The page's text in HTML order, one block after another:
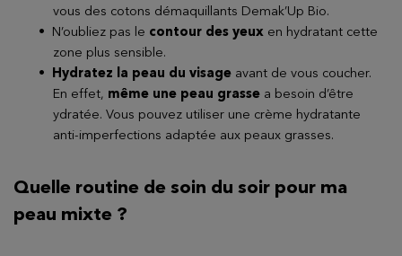
vous des cotons démaquillants Demak’Up Bio.
N’oubliez pas le contour des yeux en hydratant cette
zone plus sensible.
Hydratez la peau du visage avant de vous coucher.
En effet, même une peau grasse a besoin d’être
ydratée. Vous pouvez utiliser une crème hydratante
anti-imperfections adaptée aux peaux grasses.
Quelle routine de soin du soir pour ma
peau mixte ?